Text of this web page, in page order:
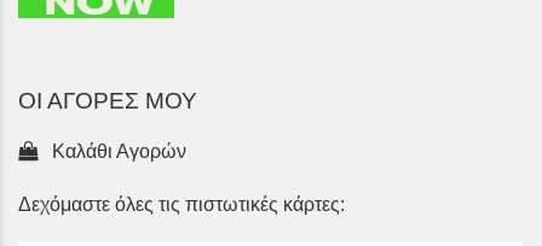
ΟΙ ΑΓΟΡΕΣ ΜΟΥ
Καλάθι Αγορών
Δεχόμαστε όλες τις πιστωτικές κάρτες: